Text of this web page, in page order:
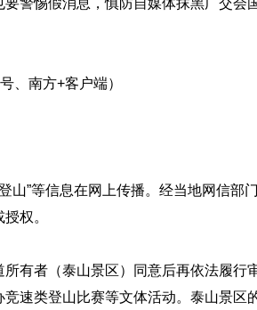
警惕假消息，慎防自媒体抹黑广交会
、南方+客户端）
山”等信息在网上传播。经当地网信部
权。
有者（泰山景区）同意后再依法履行
速类登山比赛等文体活动。泰山景区